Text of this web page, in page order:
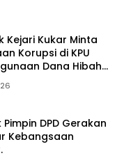
Kejari Kukar Minta
Korupsi di KPU
Dana Hibah
DPD Gerakan
Kebangsaan